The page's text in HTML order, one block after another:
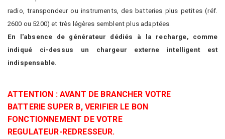
radio, transpondeur ou instruments, des batteries plus petites (réf.
2600 ou 5200) et très légères semblent plus adaptées.
En l'absence de générateur dédiés à la recharge, comme
indiqué ci-dessus un chargeur externe intelligent est
indispensable.
ATTENTION : AVANT DE BRANCHER VOTRE
BATTERIE SUPER B, VERIFIER LE BON
FONCTIONNEMENT DE VOTRE
REGULATEUR-REDRESSEUR.